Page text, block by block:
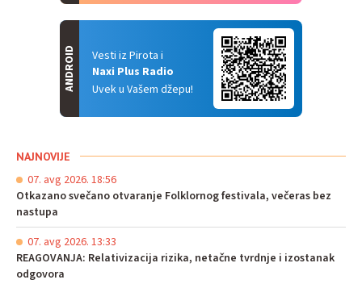
Vesti iz Pirota i
Naxi Plus Radio
Uvek u Vašem džepu!
ANDROID
NAJNOVIJE
07. avg 2026. 18:56
Otkazano svečano otvaranje Folklornog festivala, večeras bez
nastupa
07. avg 2026. 13:33
REAGOVANJA: Relativizacija rizika, netačne tvrdnje i izostanak
odgovora